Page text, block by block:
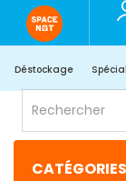
Déstockage
CATÉGORIES